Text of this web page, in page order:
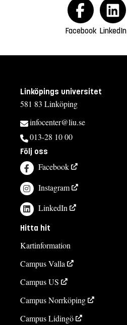
Facebook LinkedIn
Linköpings universitet
581 83 Linköping
infocenter@liu.se
013-28 10 00
Följ oss
Facebook
Instagram
LinkedIn
Hitta hit
Kartinformation
Campus Valla
Campus US
Campus Norrköping
Campus Lidingö